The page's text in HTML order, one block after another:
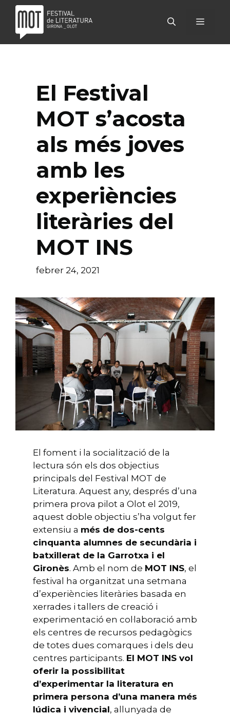
contingut
MENÚ
El Festival
MOT s’acosta
als més joves
amb les
experiències
literàries del
MOT INS
febrer 24, 2021
El foment i la socialització de la
lectura són els dos objectius
principals del Festival MOT de
Literatura. Aquest any, després d’una
primera prova pilot a Olot el 2019,
aquest doble objectiu s’ha volgut fer
extensiu a més de dos-cents
cinquanta alumnes de secundària i
batxillerat de la Garrotxa i el
Gironès. Amb el nom de MOT INS, el
festival ha organitzat una setmana
d’experiències literàries basada en
xerrades i tallers de creació i
experimentació en col·laboració amb
els centres de recursos pedagògics
de totes dues comarques i dels deu
centres participants. El MOT INS vol
oferir la possibilitat
d’experimentar la literatura en
primera persona d’una manera més
lúdica i vivencial, allunyada de